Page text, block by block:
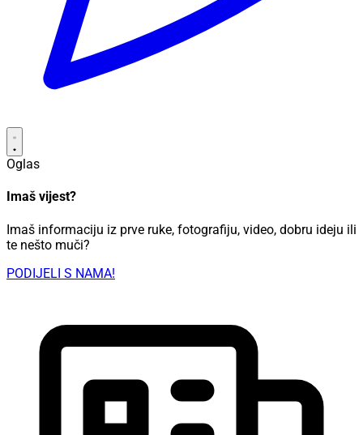
Oglas
Imaš vijest?
Imaš informaciju iz prve ruke, fotografiju, video, dobru ideju ili
te nešto muči?
PODIJELI S NAMA!